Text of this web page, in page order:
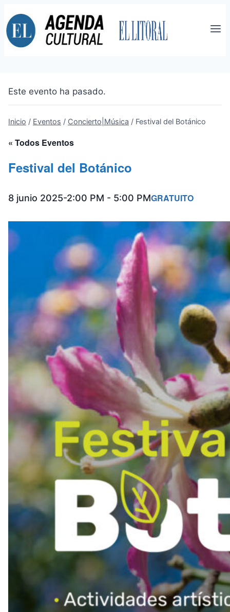
al
contenido
Este evento ha pasado.
Inicio / Eventos / Concierto|Música / Festival del Botánico
« Todos Eventos
Festival del Botánico
8 junio 2025-2:00 PM - 5:00 PMGRATUITO